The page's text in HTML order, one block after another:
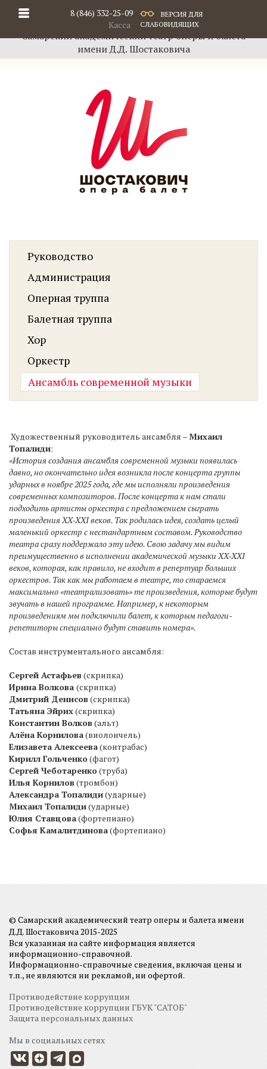
8 (846) 332-25-09
Касса
ВЕРСИЯ ДЛЯ
СЛАБОВИДЯЩИХ
Самарский академический театр оперы и балета
имени Д.Д. Шостаковича
Руководство
Администрация
Оперная труппа
Балетная труппа
Хор
Оркестр
Ансамбль современной музыки
Художественный руководитель ансамбля –Михаил
Топалиди:
«История создания ансамбля современной музыки появилась
давно, но окончательно идея возникла после концерта группы
ударных в ноябре 2025 года, где мы исполняли произведения
современных композиторов. После концерта к нам стали
подходить артисты оркестра с предложением сыграть
произведения XX-XXI веков. Так родилась идея, создать целый
маленький оркестр с нестандартным составом. Руководство
театра сразу поддержало эту идею. Свою задачу мы видим
преимущественно в исполнении академической музыки XX-XXI
веков, которая, как правило, не входит в репертуар больших
оркестров. Так как мы работаем в театре, то стараемся
максимально «театрализовать» те произведения, которые будут
звучать в нашей программе. Например, к некоторым
произведениям мы подключили балет, к которым педагоги-
репетиторы специально будут ставить номера».
Состав инструментального ансамбля:
Сергей Астафьев (скрипка)
Ирина Волкова (скрипка)
Дмитрий Денисов (скрипка)
Татьяна Эйрих(скрипка)
Константин Волков (альт)
Алёна Корнилова(виолончель)
Елизавета Алексеева(контрабас)
Кирилл Гольченко(фагот)
Сергей Чеботаренко(труба)
Илья Корнилов (тромбон)
Александра Топалиди(ударные)
Михаил Топалиди(ударные)
Юлия Ставцова(фортепиано)
Софья Камалитдинова(фортепиано)
© Самарский академический театр оперы и балета имени
Д.Д. Шостаковича 2015-2025
Вся указанная на сайте информация является
информационно-справочной.
Информационно-справочные сведения, включая цены и
т.п., не являются ни рекламой, ни офертой.
Противодействие коррупции
Противодействие коррупции ГБУК "САТОБ"
Защита персональных данных
Мы в социальных сетях